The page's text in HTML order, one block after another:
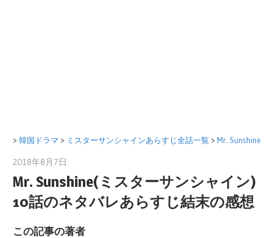
>韓国ドラマ > ミスターサンシャインあらすじ全話一覧 > Mr. Sunshine(
2018年8月7日
Mr. Sunshine(ミスターサンシャイン)
10話のネタバレあらすじ結末の感想
この記事の著者